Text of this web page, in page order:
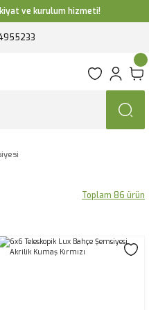
ve kurulum hizmeti!
Toplam 86 ürün